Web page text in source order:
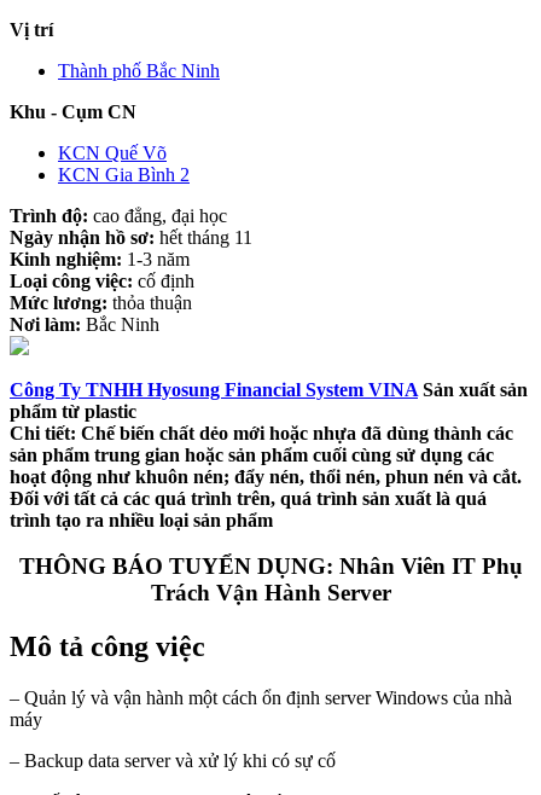
Vị trí
Thành phố Bắc Ninh
Khu - Cụm CN
KCN Quế Võ
KCN Gia Bình 2
Trình độ: cao đẳng, đại học
Ngày nhận hồ sơ: hết tháng 11
Kinh nghiệm: 1-3 năm
Loại công việc: cố định
Mức lương: thỏa thuận
Nơi làm: Bắc Ninh
Công Ty TNHH Hyosung Financial System VINA Sản xuất sản
phẩm từ plastic
Chi tiết: Chế biến chất dẻo mới hoặc nhựa đã dùng thành các
sản phẩm trung gian hoặc sản phẩm cuối cùng sử dụng các
hoạt động như khuôn nén; đẩy nén, thổi nén, phun nén và cắt.
Đối với tất cả các quá trình trên, quá trình sản xuất là quá
trình tạo ra nhiều loại sản phẩm
THÔNG BÁO TUYỂN DỤNG: Nhân Viên IT Phụ
Trách Vận Hành Server
Mô tả công việc
– Quản lý và vận hành một cách ổn định server Windows của nhà
máy
– Backup data server và xử lý khi có sự cố